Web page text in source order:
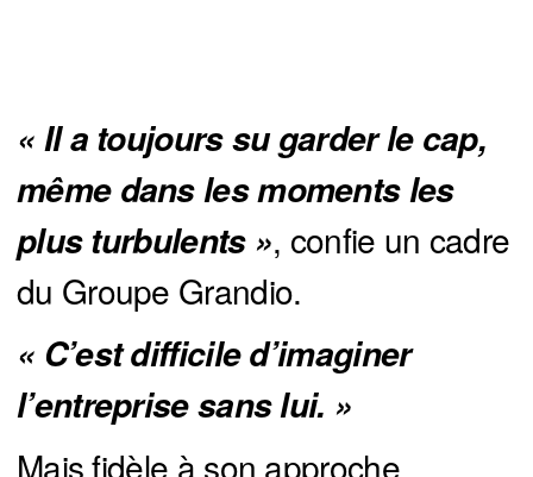
« Il a toujours su garder le cap,
même dans les moments les
plus turbulents », confie un cadre
du Groupe Grandio.
« C’est difficile d’imaginer
l’entreprise sans lui. »
Mais fidèle à son approche